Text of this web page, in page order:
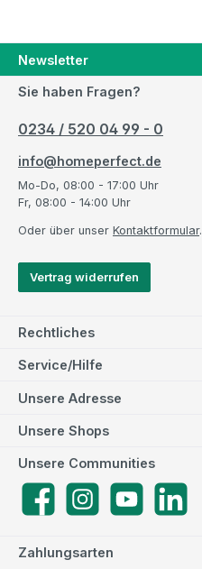
Newsletter
Sie haben Fragen?
0234 / 520 04 99 - 0
info@homeperfect.de
Mo-Do, 08:00 - 17:00 Uhr
Fr, 08:00 - 14:00 Uhr
Oder über unser Kontaktformular.
Vertrag widerrufen
Rechtliches
Service/Hilfe
Zahlungsarten
Unsere Adresse
Unsere Communities
FacebookInstagramYouTube
Unsere Shops